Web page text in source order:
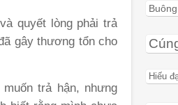
quyết lòng phải trả
gây thương tổn cho
trả hận, nhưng
Hiếu